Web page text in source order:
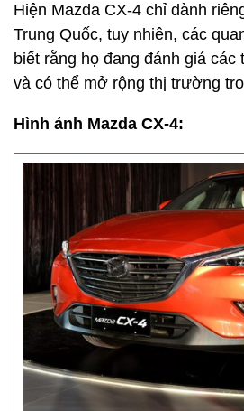
Hiện Mazda CX-4 chỉ dành
Trung Quốc, tuy nhiên, các
biết rằng họ đang đánh giá
và có thể mở rộng thị trường
Hình ảnh Mazda CX-4: